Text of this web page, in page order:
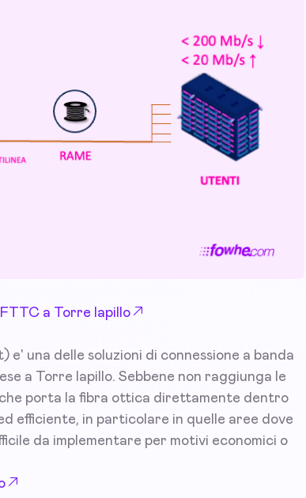
a Torre lapillo
una delle soluzioni di connessione a banda
a Torre lapillo. Sebbene non raggiunga le
porta la fibra ottica direttamente dentro
efficiente, in particolare in quelle aree dove
da implementare per motivi economici o